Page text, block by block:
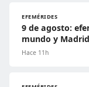
EFEMÉRIDES
9 de agosto:
mundo y Madrid
Hace 11h